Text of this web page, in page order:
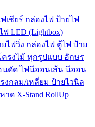
เชียร์ กล่องไฟ ป้ายไฟ
LED (Lightbox)
ไฟวิ่ง กล่องไฟ ตู้ไฟ ป้าย
รงไม้ ทุกรูปแบบ อักษร
นดัด ไฟนีออนเส้น นีออน
งกลม/เหลี่ยม ป้ายไวนิล
ด X-Stand RollUp